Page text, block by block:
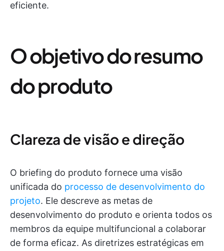
eficiente.
O objetivo do resumo
do produto
Clareza de visão e direção
O briefing do produto fornece uma visão
unificada do processo de desenvolvimento do
projeto. Ele descreve as metas de
desenvolvimento do produto e orienta todos os
membros da equipe multifuncional a colaborar
de forma eficaz. As diretrizes estratégicas em